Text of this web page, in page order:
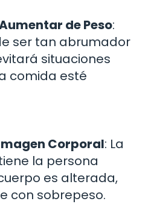
de Peso:
ser tan abrumador
situaciones
comida esté
Corporal: La
la persona
es alterada,
con sobrepeso.